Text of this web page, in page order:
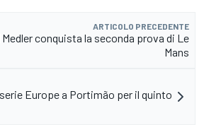
ARTICOLO PRECEDENTE
Medler conquista la seconda prova di Le
Mans
Europe a Portimão per il quinto